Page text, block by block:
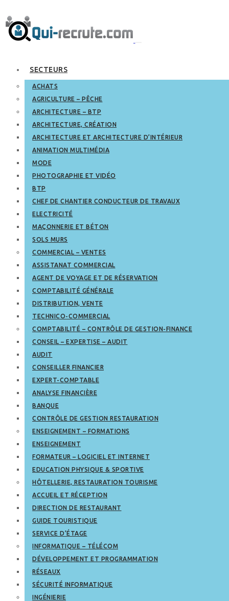
SECTEURS
ACHATS
AGRICULTURE – PÊCHE
ARCHITECTURE – BTP
ARCHITECTURE, CRÉATION
ARCHITECTURE ET ARCHITECTURE D’INTÉRIEUR
ANIMATION MULTIMÉDIA
MODE
PHOTOGRAPHIE ET VIDÉO
BTP
CHEF DE CHANTIER CONDUCTEUR DE TRAVAUX
ELECTRICITÉ
MAÇONNERIE ET BÉTON
SOLS MURS
COMMERCIAL – VENTES
ASSISTANAT COMMERCIAL
AGENT DE VOYAGE ET DE RÉSERVATION
COMPTABILITÉ GÉNÉRALE
DISTRIBUTION, VENTE
TECHNICO-COMMERCIAL
COMPTABILITÉ – CONTRÔLE DE GESTION-FINANCE
CONSEIL – EXPERTISE – AUDIT
AUDIT
CONSEILLER FINANCIER
EXPERT-COMPTABLE
ANALYSE FINANCIÈRE
BANQUE
CONTRÔLE DE GESTION RESTAURATION
ENSEIGNEMENT – FORMATIONS
ENSEIGNEMENT
FORMATEUR – LOGICIEL ET INTERNET
EDUCATION PHYSIQUE & SPORTIVE
HÔTELLERIE, RESTAURATION TOURISME
ACCUEIL ET RÉCEPTION
DIRECTION DE RESTAURANT
GUIDE TOURISTIQUE
SERVICE D’ÉTAGE
INFORMATIQUE – TÉLÉCOM
DÉVELOPPEMENT ET PROGRAMMATION
RÉSEAUX
SÉCURITÉ INFORMATIQUE
INGÉNIERIE